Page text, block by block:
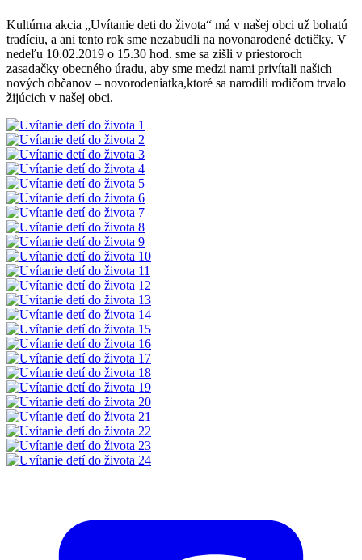
Kultúrna akcia „Uvítanie deti do života“ má v našej obci už bohatú
tradíciu, a ani tento rok sme nezabudli na novonarodené detičky. V
nedeľu 10.02.2019 o 15.30 hod. sme sa zišli v priestoroch
zasadačky obecného úradu, aby sme medzi nami privítali našich
nových občanov – novorodeniatka,ktoré sa narodili rodičom trvalo
žijúcich v našej obci.